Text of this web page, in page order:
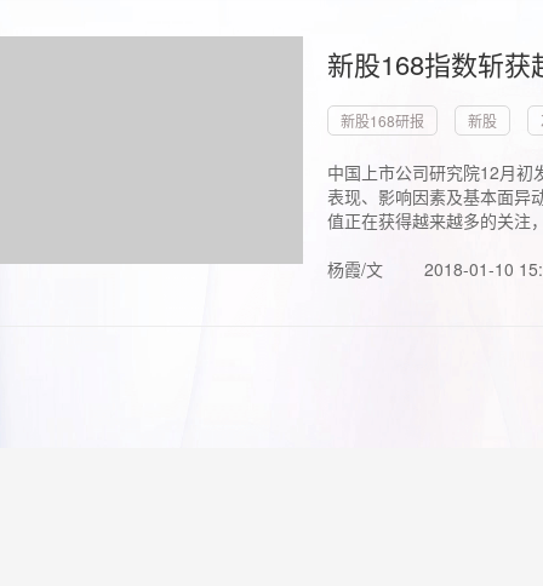
新股168指数斩
新股168研报 新股
中国上市公司研究院12月初
表现、影响因素及基本面异
值正在获得越来越多的关注
杨霞/文
2018-01-10